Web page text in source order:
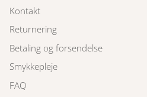
Kontakt
Returnering
Betaling og forsendelse
Smykkepleje
FAQ